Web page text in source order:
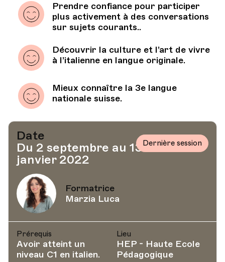
Prendre confiance pour participer
plus activement à des conversations
sur sujets courants..
Découvrir la culture et l’art de vivre
à l’italienne en langue originale.
Mieux connaître la 3e langue
nationale suisse.
Date
Du 2 septembre au 13
janvier 2022
Dernière session
Formatrice
Marzia Luca
Prérequis
Avoir atteint un
niveau C1 en italien.
Lieu
HEP - Haute Ecole
Pédagogique